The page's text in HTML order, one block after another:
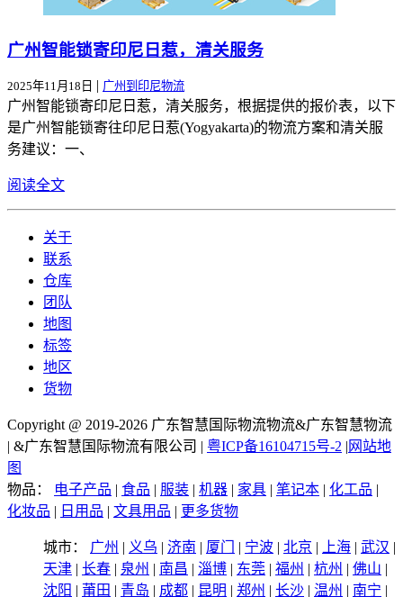
广州智能锁寄印尼日惹，清关服务
2025年11月18日 | 广州到印尼物流
广州智能锁寄印尼日惹，清关服务，根据提供的报价表，以下
是广州智能锁寄往印尼日惹(Yogyakarta)的物流方案和清关服
务建议：一、
阅读全文
关于
联系
仓库
团队
地图
标签
地区
货物
Copyright @ 2019-2026 广东智慧国际物流物流&广东智慧物流
| &广东智慧国际物流有限公司 | 粤ICP备16104715号-2 | 网站地
图
物品：
电子产品 | 食品 | 服装 | 机器 | 家具 | 笔记本 | 化工品 |
化妆品 | 日用品 | 文具用品 | 更多货物
城市： 广州 | 义乌 | 济南 | 厦门 | 宁波 | 北京 | 上海 | 武汉 |
天津 | 长春 | 泉州 | 南昌 | 淄博 | 东莞 | 福州 | 杭州 | 佛山 |
沈阳 | 莆田 | 青岛 | 成都 | 昆明 | 郑州 | 长沙 | 温州 | 南宁 |